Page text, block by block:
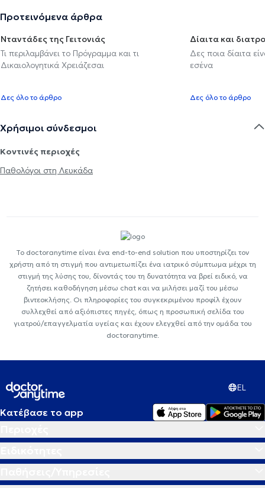
Προτεινόμενα άρθρα
Νταντάδες της Γειτονιάς
Τι περιλαμβάνει το Πρόγραμμα και τι
Δικαιολογητικά Χρειάζεσαι
Δες όλο το άρθρο
Δίαιτα και
Δες ποια δίαιτα
εσένα
Δες όλο το άρθρο
Χρήσιμοι σύνδεσμοι
Κοντινές περιοχές
Παθολόγοι στη Λευκάδα
Το doctoranytime είναι ένα end-to-end solution που υποστηρίζει τον
χρήστη από τη στιγμή που αντιμετωπίζει ένα ιατρικό σύμπτωμα μέχρι τη
στιγμή της λύσης του, δίνοντάς του τη δυνατότητα να βρεί ειδικό, να
ζητήσει καθοδήγηση μέσω chat και να μιλήσει μαζί του μέσω
βιντεοκλήσης. Οι πληροφορίες του συγκεκριμένου προφίλ έχουν
συλλεχθεί από αξιόπιστες πηγές, όπως η προσωπική σελίδα του
γιατρού/επαγγελματία υγείας και έχουν ελεγχθεί από την ομάδα του
doctoranytime.
EL
Κατέβασε το app